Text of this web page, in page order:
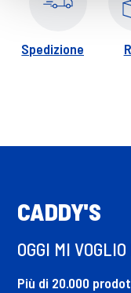
pelle. Le barriere
Spedizione
CADDY'S
OGGI MI
Più di 20.000